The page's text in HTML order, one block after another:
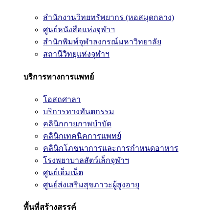
สำนักงานวิทยทรัพยากร (หอสมุดกลาง)
ศูนย์หนังสือแห่งจุฬาฯ
สำนักพิมพ์จุฬาลงกรณ์มหาวิทยาลัย
สถานีวิทยุแห่งจุฬาฯ
บริการทางการแพทย์
โอสถศาลา
บริการทางทันตกรรม
คลินิกกายภาพบำบัด
คลินิกเทคนิคการแพทย์
คลินิกโภชนาการและการกำหนดอาหาร
โรงพยาบาลสัตว์เล็กจุฬาฯ
ศูนย์เอ็มเน็ต
ศูนย์ส่งเสริมสุขภาวะผู้สูงอายุ
พื้นที่สร้างสรรค์